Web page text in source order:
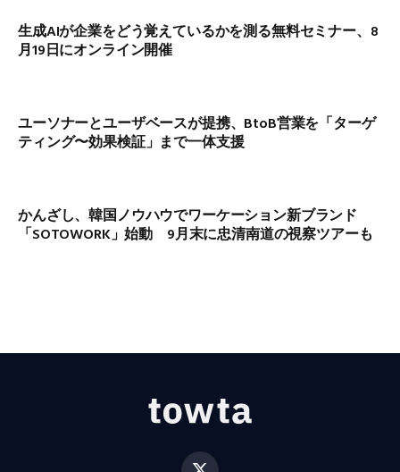
生成AIが企業をどう覚えているかを測る無料セミナー、8
月19日にオンライン開催
ユーソナーとユーザベースが提携、BtoB営業を「ターゲ
ティング〜効果検証」まで一体支援
かんざし、韓国ノウハウでワーケーション新ブランド
「SOTOWORK」始動 9月末に忠清南道の視察ツアーも